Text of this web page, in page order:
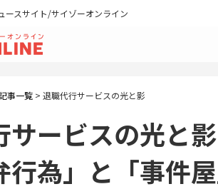
ースサイト/サイゾーオンライン
事一覧 > 退職代行サービスの光と影
サービスの光と
行為」と「事件